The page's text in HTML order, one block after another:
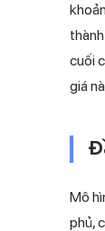
cuối
giá
Mô
phủ,